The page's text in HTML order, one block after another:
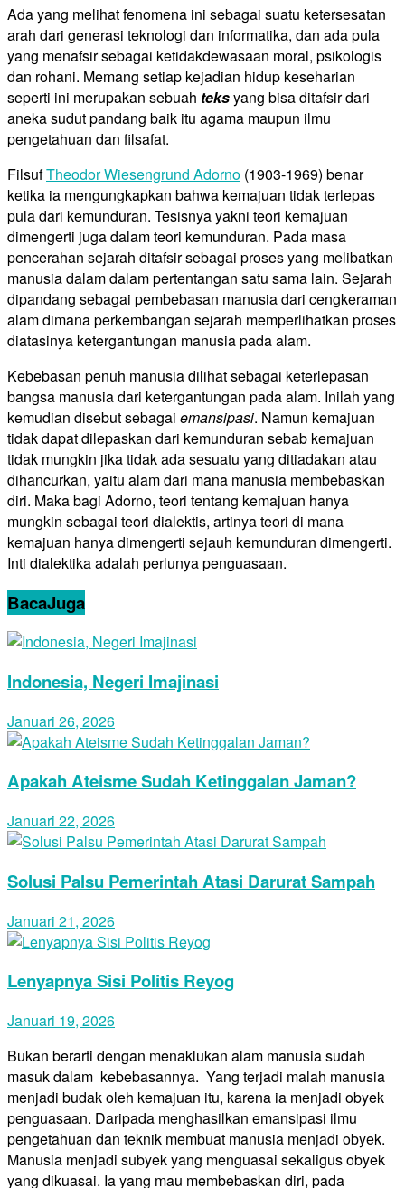
Ada yang melihat fenomena ini sebagai suatu ketersesatan
arah dari generasi teknologi dan informatika, dan ada pula
yang menafsir sebagai ketidakdewasaan moral, psikologis
dan rohani. Memang setiap kejadian hidup keseharian
seperti ini merupakan sebuah teksyang bisa ditafsir dari
aneka sudut pandang baik itu agama maupun ilmu
pengetahuan dan filsafat.
FilsufTheodor Wiesengrund Adorno (1903-1969) benar
ketika ia mengungkapkan bahwa kemajuan tidak terlepas
pula dari kemunduran. Tesisnya yakni teori kemajuan
dimengerti juga dalam teori kemunduran. Pada masa
pencerahan sejarah ditafsir sebagai proses yang melibatkan
manusia dalam dalam pertentangan satu sama lain. Sejarah
dipandang sebagai pembebasan manusia dari cengkeraman
alam dimana perkembangan sejarah memperlihatkan proses
diatasinya ketergantungan manusia pada alam.
Kebebasan penuh manusia dilihat sebagai keterlepasan
bangsa manusia dari ketergantungan pada alam. Inilah yang
kemudian disebut sebagai emansipasi. Namun kemajuan
tidak dapat dilepaskan dari kemunduran sebab kemajuan
tidak mungkin jika tidak ada sesuatu yang ditiadakan atau
dihancurkan, yaitu alam dari mana manusia membebaskan
diri. Maka bagi Adorno, teori tentang kemajuan hanya
mungkin sebagai teori dialektis, artinya teori di mana
kemajuan hanya dimengerti sejauh kemunduran dimengerti.
Inti dialektika adalah perlunya penguasaan.
BacaJuga
Indonesia, Negeri Imajinasi
Januari 26, 2026
Apakah Ateisme Sudah Ketinggalan Jaman?
Januari 22, 2026
Solusi Palsu Pemerintah Atasi Darurat Sampah
Januari 21, 2026
Lenyapnya Sisi Politis Reyog
Januari 19, 2026
Bukan berarti dengan menaklukan alam manusia sudah
masuk dalam kebebasannya. Yang terjadi malah manusia
menjadi budak oleh kemajuan itu, karena ia menjadi obyek
penguasaan. Daripada menghasilkan emansipasi ilmu
pengetahuan dan teknik membuat manusia menjadi obyek.
Manusia menjadi subyek yang menguasai sekaligus obyek
yang dikuasai. Ia yang mau membebaskan diri, pada